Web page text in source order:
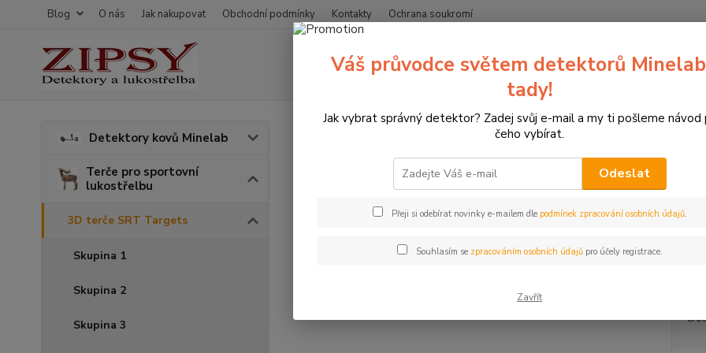
Blog O nás Jak nakupovat Obchodní podmínky Kontakty Ochrana soukromí
Hledat
Detektory kovů Minelab
Terče pro sportovní
lukostřelbu
3D terče SRT Targets
Skupina 1
Skupina 2
Skupina 3
Terče pro sportovní lukostřelbu 3D terče SRT Targets 3D terč
3D terč kamzík v leže
3D
Váš průvodce světem detektorů
tady!
Jak vybrat správný detektor? Zadej svůj e-mail a my ti pošleme návod
čeho vybírat.
Odeslat
Přeji si odebírat novinky e-mailem dle podmínek zpracování osobních údajů.
Souhlasím se zpracováním osobních údajůpro účely registrace.
Zavřít